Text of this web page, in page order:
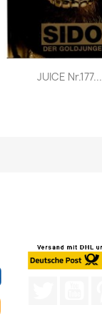
Vorschau
JUICE Nr.177...